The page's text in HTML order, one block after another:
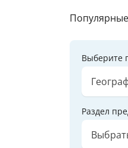
Выберите
Раздел